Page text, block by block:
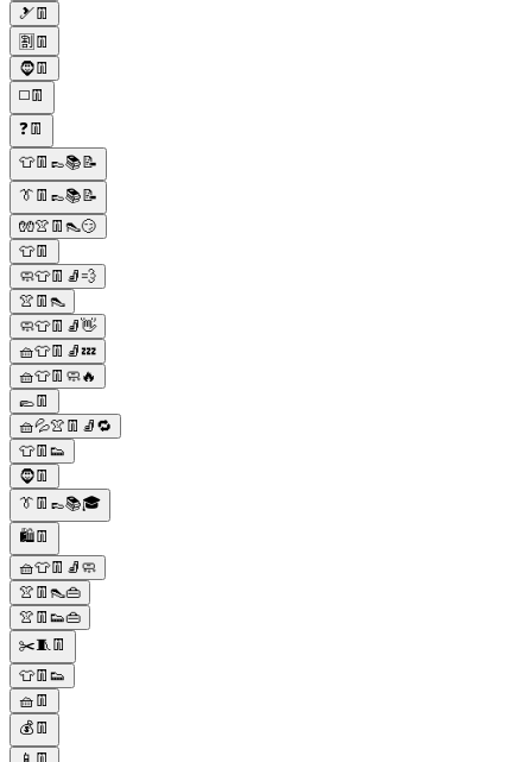
🎿👖
🈹👖
🧔👖
◻️👖
❓👖
👕👖👞📚📝
👔👖👞📚📝
🧤👚👖👠😏
👕👖
🧼👕👖🧦💨
👚👖👠
🧼👕👖🧦👋
🧺👕👖🧦💤
🧺👕👖🧼🔥
🥿👖
🧺💦👚👖🧦🔁
👕👖👟
🧔👖
👔👖👞📚🎓
🛍️👖
🧺👕👖🧦🧼
👚👖👠👜
👚👖👟👜
✂️🧵👖
👕👖👟
🧺👖
💰👖
📱👖